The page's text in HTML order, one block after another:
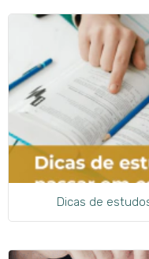
Dicas de